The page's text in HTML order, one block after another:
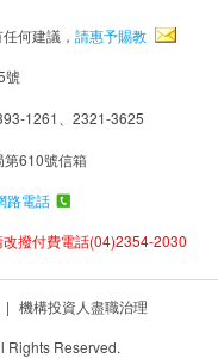
何建議， 請惠予賜教
號
1261、2321-3625
610號信箱
路電話
撥付費電話(04)2354-2030
| 機構投資人盡職治理
Rights Reserved.